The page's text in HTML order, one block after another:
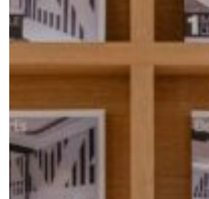
IMMEUBLE,
1
ŒUVRE